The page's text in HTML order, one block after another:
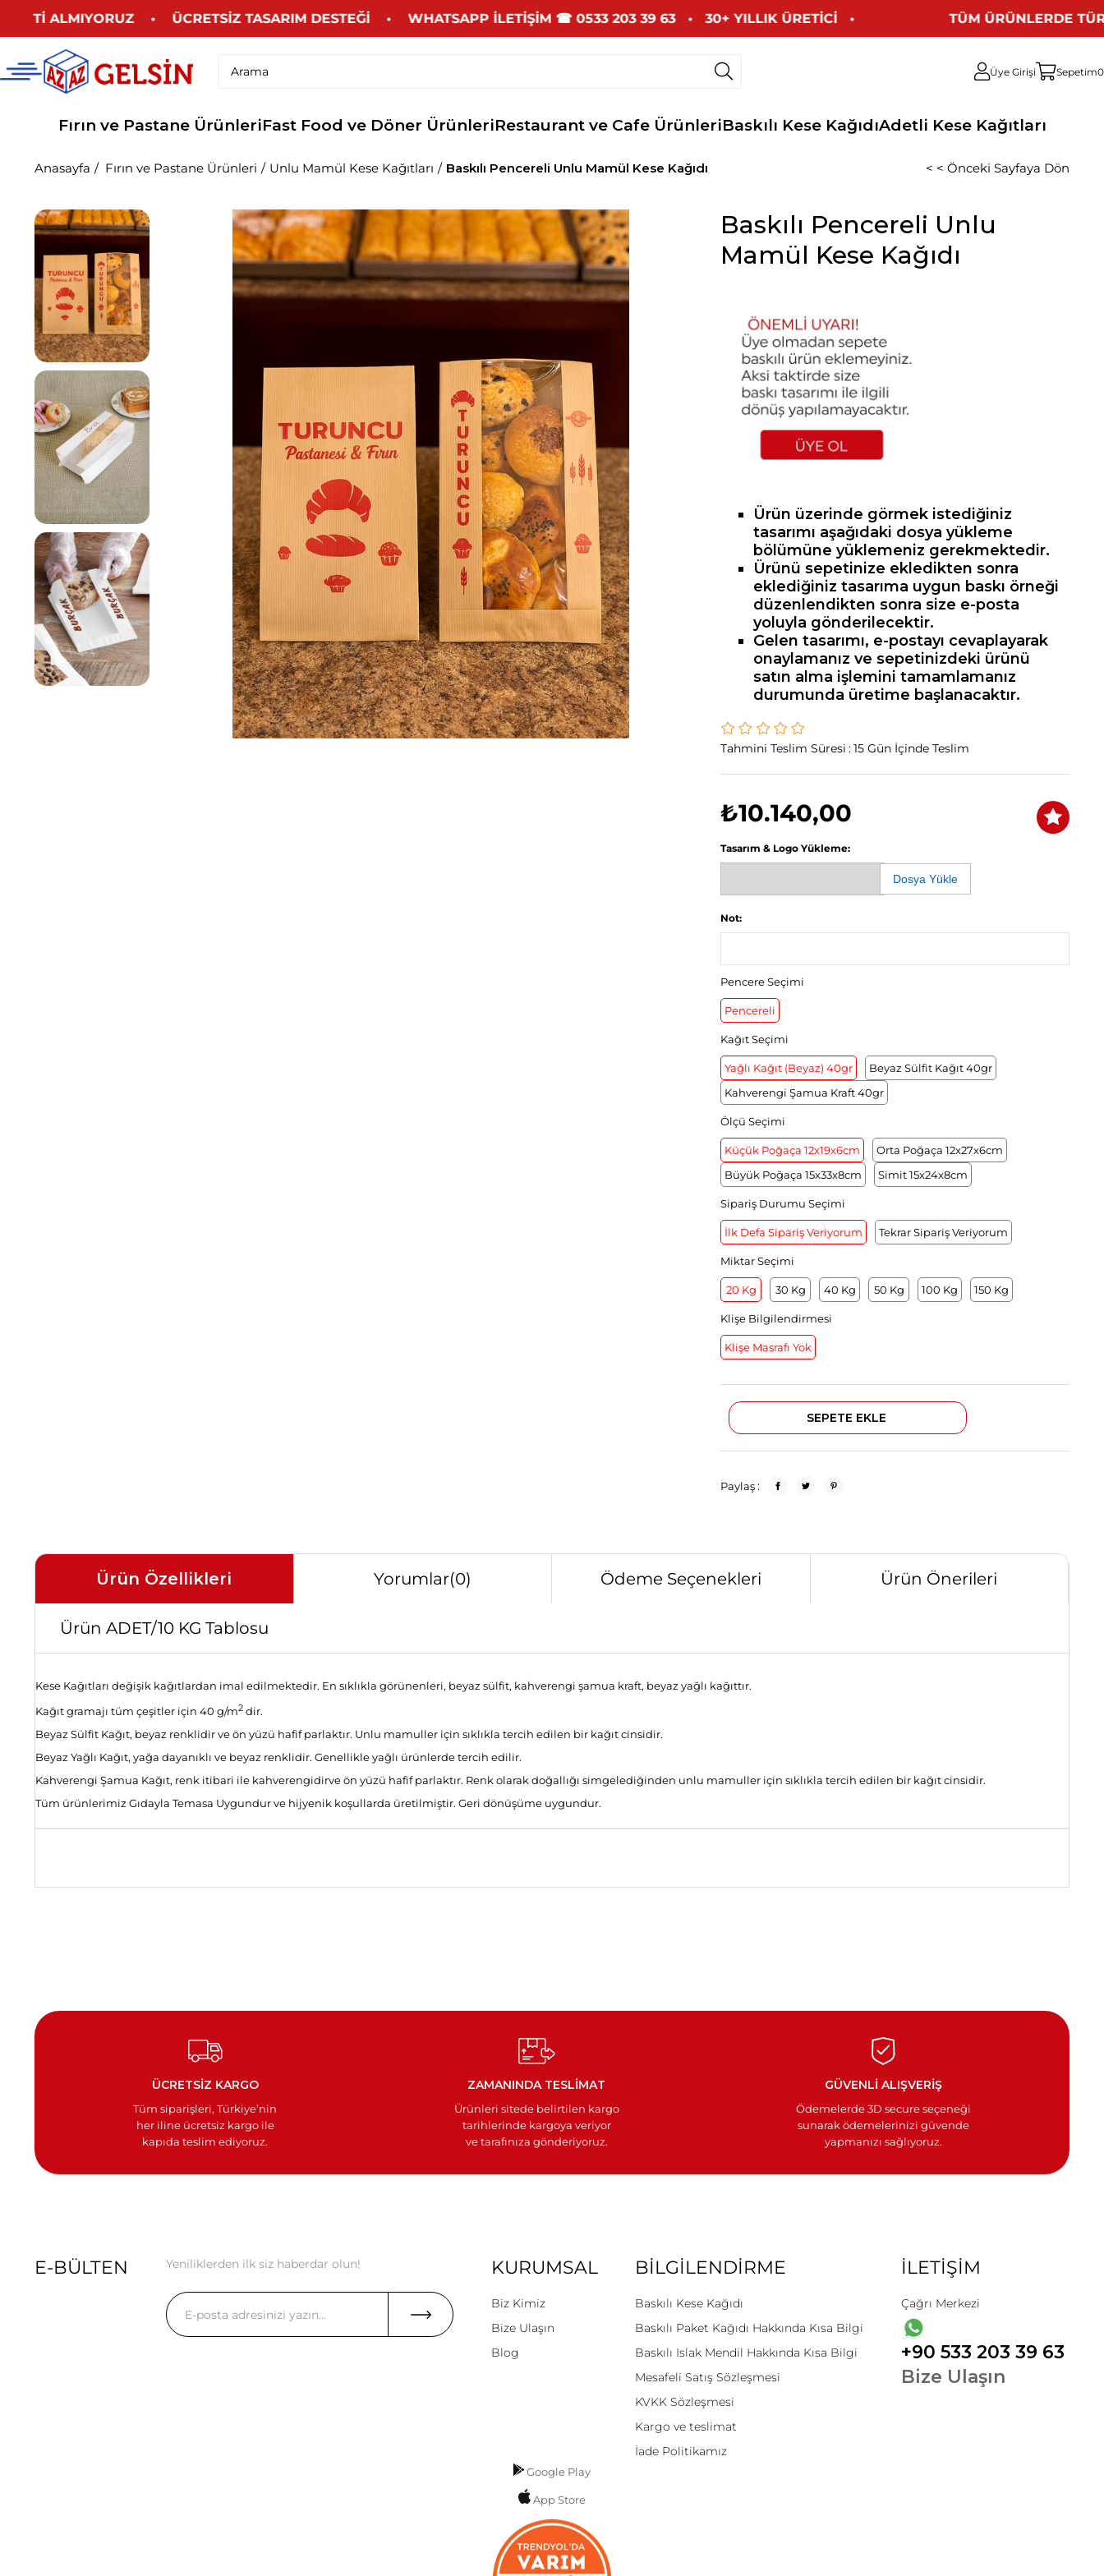
ALMIYORUZ • ÜCRETSİZ TASARIM DESTEĞİ • WHATSAPP İLETİŞİM☎0533 203 39 63 •30+ YILLIK ÜRETİCİ   • TÜM ÜRÜNLERDE
Üye Girişi Sepetim0
Fırın ve Pastane ÜrünleriFast Food ve Döner ÜrünleriRestaurant ve Cafe ÜrünleriBaskılı Kese KağıdıAdetli Kese Kağıtları
Anasayfa Fırın ve Pastane Ürünleri Unlu Mamül Kese Kağıtları Baskılı Pencereli Unlu Mamül Kese Kağıdı < < Önceki Sayfaya Dön
Baskılı Pencereli Unlu
Mamül Kese Kağıdı
Ürün üzerinde görmek istediğiniz
tasarımı aşağıdaki dosya yükleme
bölümüne yüklemeniz gerekmektedir.
Ürünü sepetinize ekledikten sonra
eklediğiniz tasarıma uygun baskı örneği
düzenlendikten sonra size e-posta
yoluyla gönderilecektir.
Gelen tasarımı, e-postayı cevaplayarak
onaylamanız ve sepetinizdeki ürünü
satın alma işlemini tamamlamanız
durumunda üretime başlanacaktır.
Tahmini Teslim Süresi :15 Gün İçinde Teslim
₺10.140,00
Tasarım & Logo Yükleme:
Dosya Yükle
Not:
Pencere Seçimi
Pencereli
Kağıt Seçimi
Yağlı Kağıt (Beyaz) 40gr
Beyaz Sülfit Kağıt 40gr
Kahverengi Şamua Kraft 40gr
Ölçü Seçimi
Küçük Poğaça 12x19x6cm
Orta Poğaça 12x27x6cm
Büyük Poğaça 15x33x8cm
Simit 15x24x8cm
Sipariş Durumu Seçimi
İlk Defa Sipariş Veriyorum Tekrar Sipariş Veriyorum
Miktar Seçimi
20 Kg 30 Kg 40 Kg 50 Kg 100 Kg 150 Kg
Klişe Bilgilendirmesi
Klişe Masrafı Yok
Paylaş :
Ürün Özellikleri Yorumlar(0) Ödeme Seçenekleri Ürün Önerileri
Ürün ADET/10 KG Tablosu
Kese Kağıtları değişik kağıtlardan imal edilmektedir. En sıklıkla görünenleri, beyaz sülfit, kahverengi şamua kraft, beyaz yağlı kağıttır.
Kağıt gramajı tüm çeşitler için 40 g/m2 dir.
Beyaz Sülfit Kağıt, beyaz renklidir ve ön yüzü hafif parlaktır. Unlu mamuller için sıklıkla tercih edilen bir kağıt cinsidir.
Beyaz Yağlı Kağıt, yağa dayanıklı ve beyaz renklidir. Genellikle yağlı ürünlerde tercih edilir.
Kahverengi Şamua Kağıt, renk itibari ile kahverengidirve ön yüzü hafif parlaktır. Renk olarak doğallığı simgelediğinden unlu mamuller için sıklıkla tercih edilen bir kağıt cinsidir.
Tüm ürünlerimiz Gıdayla Temasa Uygundur ve hijyenik koşullarda üretilmiştir. Geri dönüşüme uygundur.
ÜCRETSİZ KARGO
Tüm siparişleri, Türkiye’nin
her iline ücretsiz kargo ile
kapıda teslim ediyoruz.
ZAMANINDA TESLİMAT
Ürünleri sitede belirtilen kargo
tarihlerinde kargoya veriyor
ve tarafınıza gönderiyoruz.
GÜVENLİ ALIŞVERİŞ
Ödemelerde 3D secure seçeneği
sunarak ödemelerinizi güvende
yapmanızı sağlıyoruz.
E-BÜLTEN Yeniliklerden ilk siz haberdar olun! KURUMSAL
Biz Kimiz
Bize Ulaşın
Blog
BİLGİLENDİRME
Baskılı Kese Kağıdı
Baskılı Paket Kağıdı Hakkında Kısa Bilgi
Baskılı Islak Mendil Hakkında Kısa Bilgi
Mesafeli Satış Sözleşmesi
KVKK Sözleşmesi
Kargo ve teslimat
İade Politikamız
İLETİŞİM
Çağrı Merkezi
+90 533 203 39 63
Bize Ulaşın
Google Play
App Store